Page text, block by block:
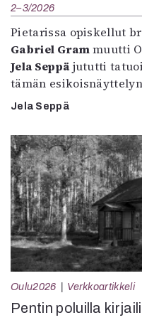
2–3/2026
Pietarissa opiskellut
Gabriel Grammuutti
Jela Seppä jututti
tämän
Jela Seppä
Oulu2026 Verkkoartikkeli
Pentin poluilla